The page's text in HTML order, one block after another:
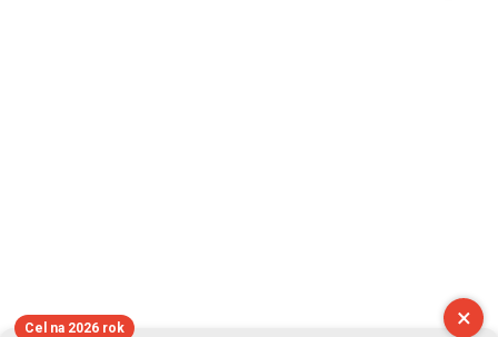
×
Cel na 2026 rok